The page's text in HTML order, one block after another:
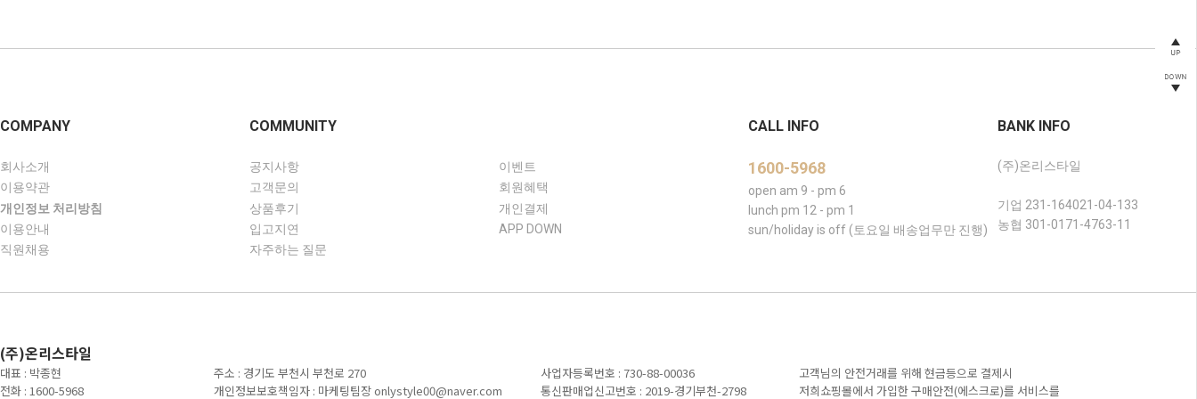
COMPANY
회사소개
이용약관
개인정보 처리방침
이용안내
직원채용
COMMUNITY
공지사항
고객문의
상품후기
입고지연
자주하는 질문
이벤트
회원혜택
개인결제
APP DOWN
CALL INFO
1600-5968
open am 9 - pm 6
lunch pm 12 - pm 1
sun/holiday is off (토요일 배송업무만 진행)
BANK INFO
(주)온리스타일
기업 231-164021-04-133
농협 301-0171-4763-11
(주)온리스타일
대표 : 박종현
전화 : 1600-5968
주소 : 경기도 부천시 부천로 270
개인정보보호책임자 : 마케팅팀장 onlystyle00@naver.com
사업자등록번호 : 730-88-00036
통신판매업신고번호 : 2019-경기부천-2798
고객님의 안전거래를 위해 현금등으로 결제시
저희쇼핑몰에서 가입한 구매안전(에스크로)를 서비스를